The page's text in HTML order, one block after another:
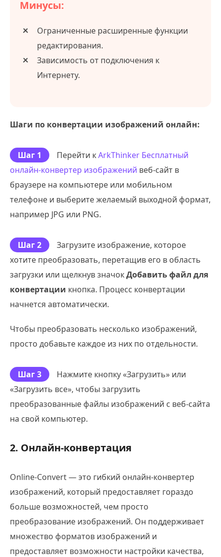
Минусы:
Ограниченные расширенные функции
редактирования.
Зависимость от подключения к
Интернету.
Шаги по конвертации изображений онлайн:
Шаг 1 Перейти кArkThinker Бесплатный
онлайн-конвертер изображений веб-сайт в
браузере на компьютере или мобильном
телефоне и выберите желаемый выходной формат,
например JPG или PNG.
Шаг 2
Загрузите изображение, которое
хотите преобразовать, перетащив его в область
загрузки или щелкнув значокДобавить файл для
конвертации кнопка. Процесс конвертации
начнется автоматически.
Чтобы преобразовать несколько изображений,
просто добавьте каждое из них по отдельности.
Шаг 3
Нажмите кнопку «Загрузить» или
«Загрузить все», чтобы загрузить
преобразованные файлы изображений с веб-сайта
на свой компьютер.
2. Онлайн-конвертация
Online-Convert — это гибкий онлайн-конвертер
изображений, который предоставляет гораздо
больше возможностей, чем просто
преобразование изображений. Он поддерживает
множество форматов изображений и
предоставляет возможности настройки качества,